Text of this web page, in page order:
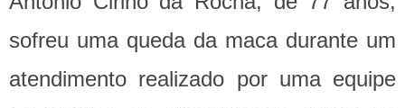
sofreu uma queda da maca durante um
atendimento realizado por uma equipe